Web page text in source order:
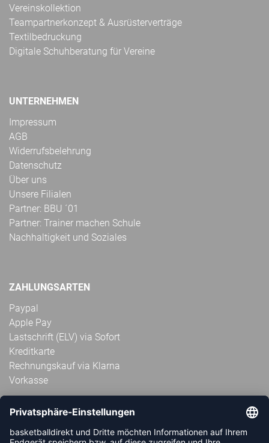
Vereinskollektion
Teampartnerkonzept & Ausrüsterverträge
Textilbedruckung
Digitale Schuhberatung für Vereine
UNTERNEHMEN
Impressum
AGB
Widerrufsbelehrung
Datenschutz
Über uns
Unsere Filialen
Partner: BBU ´01
Partner: Trainer machen Schule
Nachhaltigkeit und Soziales
ZAHLUNGSARTEN
Paypal
Apple Pay
Lastschrift (ELV) via Sofort
Kreditkarte
Rechnungskauf via Klarna
Vorkasse
ABONNIERE JETZT DEN KOSTENLOSEN
HANDBALLDIREKT-NEWSLETTER UND VERPASSE KEINE